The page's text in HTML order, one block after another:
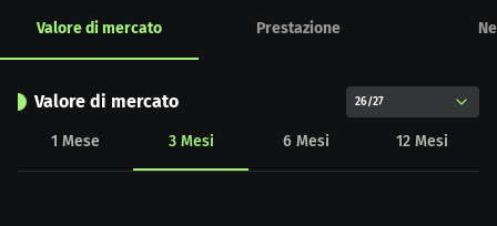
Valore di mercato Prestazione
Valore di mercato 26/27
1 Mese 3 Mesi 6 Mesi 12 Mesi